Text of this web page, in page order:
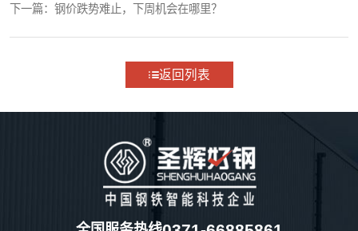
下一篇： 钢价跌势难止，下周机会在哪里？
返回列表